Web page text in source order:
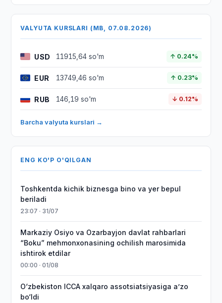
VALYUTA KURSLARI (MB, 07.08.2026)
USD 11915,64 so'm ↑ 0.24%
EUR 13749,46 so'm ↑ 0.23%
RUB 146,19 so'm ↓ 0.12%
Barcha valyuta kurslari →
ENG KO'P O'QILGAN
Toshkentda kichik biznesga bino va yer bepul
beriladi
23:07 · 31/07
Markaziy Osiyo va Ozarbayjon davlat rahbarlari
“Boku” mehmonxonasining ochilish marosimida
ishtirok etdilar
00:00 · 01/08
O‘zbekiston ICCA xalqaro assotsiatsiyasiga aʼzo
bo‘ldi